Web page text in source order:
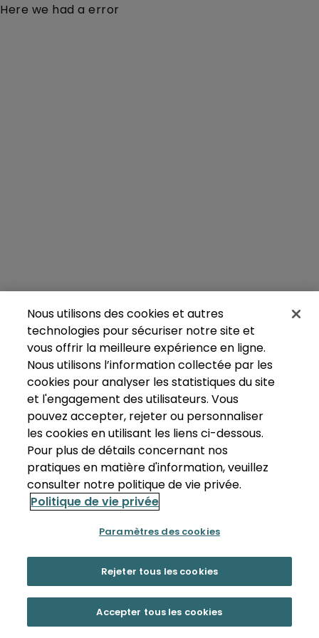
Here we had a error
Nous utilisons des cookies et autres
technologies pour sécuriser notre site et
vous offrir la meilleure expérience en ligne.
Nous utilisons l’information collectée par les
cookies pour analyser les statistiques du site
et l'engagement des utilisateurs. Vous
pouvez accepter, rejeter ou personnaliser
les cookies en utilisant les liens ci-dessous.
Pour plus de détails concernant nos
pratiques en matière d'information, veuillez
consulter notre politique de vie privée.
Politique de vie privée
Paramètres des cookies
Rejeter tous les cookies
Accepter tous les cookies